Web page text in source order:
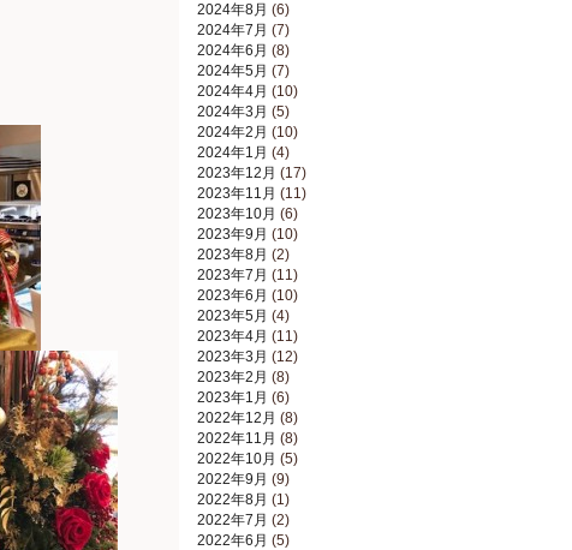
2024年8月 (6)
2024年7月 (7)
2024年6月 (8)
2024年5月 (7)
2024年4月 (10)
2024年3月 (5)
2024年2月 (10)
2024年1月 (4)
2023年12月 (17)
2023年11月 (11)
2023年10月 (6)
2023年9月 (10)
2023年8月 (2)
2023年7月 (11)
2023年6月 (10)
2023年5月 (4)
2023年4月 (11)
2023年3月 (12)
2023年2月 (8)
2023年1月 (6)
2022年12月 (8)
2022年11月 (8)
2022年10月 (5)
2022年9月 (9)
2022年8月 (1)
2022年7月 (2)
2022年6月 (5)